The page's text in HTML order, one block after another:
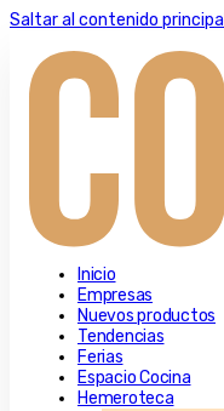
Saltar al contenido principal
Inicio
Empresas
Nuevos productos
Tendencias
Ferias
Espacio Cocina
Hemeroteca